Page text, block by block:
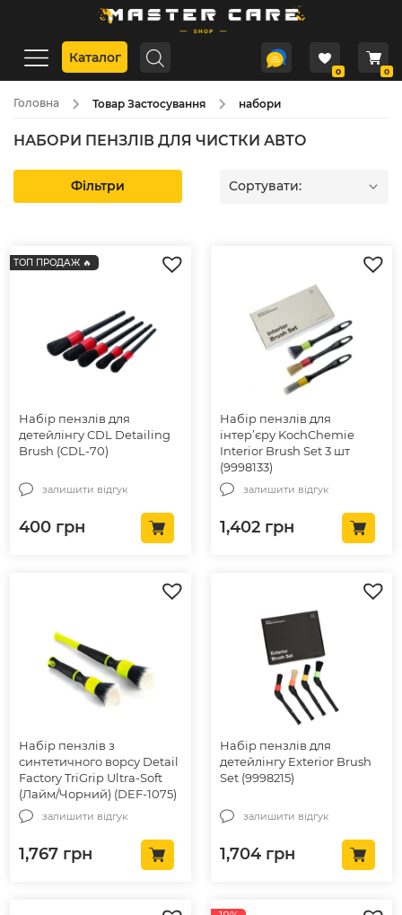
Каталог
0 0
Головна Товар Застосування набори
НАБОРИ ПЕНЗЛІВ ДЛЯ ЧИСТКИ АВТО
Фільтри Сортувати:
ТОП ПРОДАЖ 🔥
Набір пензлів для
детейлінгу CDL Detailing
Brush (CDL-70)
залишити відгук
400 грн
Набір пензлів для
інтер’єру KochChemie
Interior Brush Set 3 шт
(9998133)
залишити відгук
1,402 грн
Набір пензлів з
синтетичного ворсу Detail
Factory TriGrip Ultra-Soft
(Лайм/Чорний) (DEF-1075)
залишити відгук
1,767 грн
Набір пензлів для
детейлінгу Exterior Brush
Set (9998215)
залишити відгук
1,704 грн